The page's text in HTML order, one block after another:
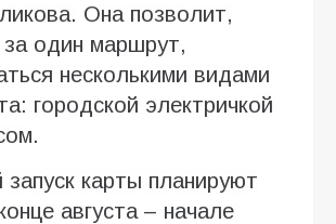
Она позволит,
за один маршрут,
несколькими видами
городской электричкой
карты планируют
августа – начале